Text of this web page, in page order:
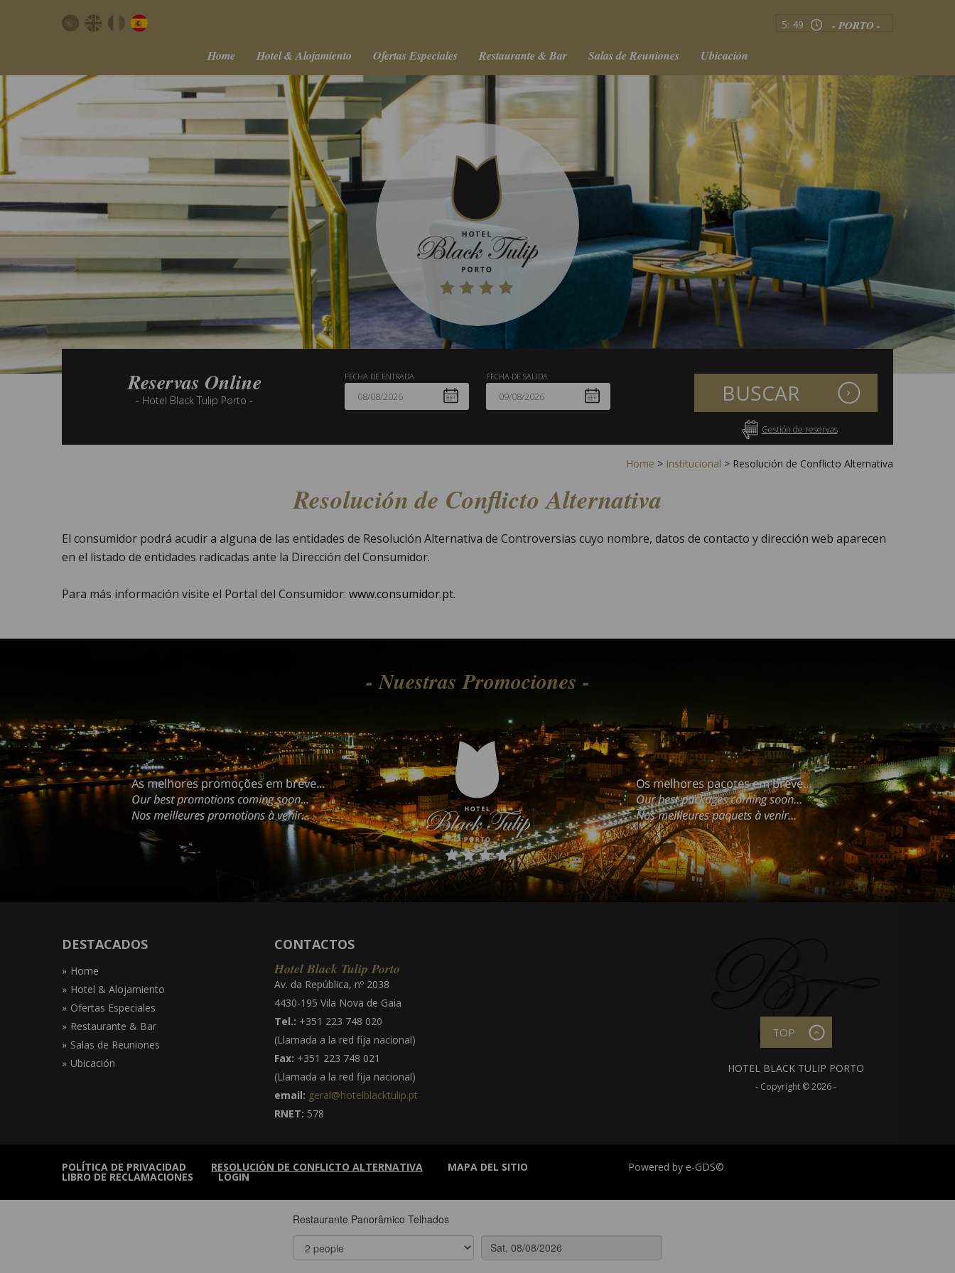
5: 49 - PORTO -
Home Hotel & Alojamiento Ofertas Especiales Restaurante & Bar Salas de Reuniones Ubicación
Reservas Online
- Hotel Black Tulip Porto -
FECHA DE ENTRADA FECHA DE SALIDA
BUSCAR
Gestión de reservas
Home > Institucional > Resolución de Conflicto Alternativa
Resolución de Conflicto Alternativa
El consumidor podrá acudir a alguna de las entidades de Resolución Alternativa de Controversias cuyo nombre, datos de contacto y dirección web aparecen
en el listado de entidades radicadas ante la Dirección del Consumidor.
Para más información visite el Portal del Consumidor: www.consumidor.pt.
- Nuestras Promociones -
DESTACADOS
Home
Hotel & Alojamiento
Ofertas Especiales
Restaurante & Bar
Salas de Reuniones
Ubicación
CONTACTOS
Hotel Black Tulip Porto
Av. da República, nº 2038
4430-195 Vila Nova de Gaia
Tel.: +351 223 748 020
(Llamada a la red fija nacional)
Fax: +351 223 748 021
(Llamada a la red fija nacional)
email: geral@hotelblacktulip.pt
RNET: 578
TOP
HOTEL BLACK TULIP PORTO
- Copyright © 2026 -
POLÍTICA DE PRIVACIDAD RESOLUCIÓN DE CONFLICTO ALTERNATIVA MAPA DEL SITIO
LIBRO DE RECLAMACIONES LOGIN
Powered by e-GDS©